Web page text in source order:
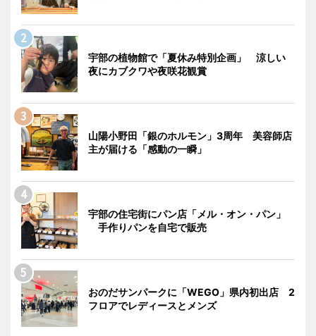
宇部の植物館で「夏休み特別企画」 涼しい
夜にカブクワや夜咲花観賞
山陽小野田「銀のホルモン」3周年 美容師店
主が届ける「感動の一瞬」
宇部の住宅街にパン店「メル・オン・パン」
手作りパンを自宅で販売
おのだサンパークに「WEGO」県内初出店 2
フロアでレディースとメンズ